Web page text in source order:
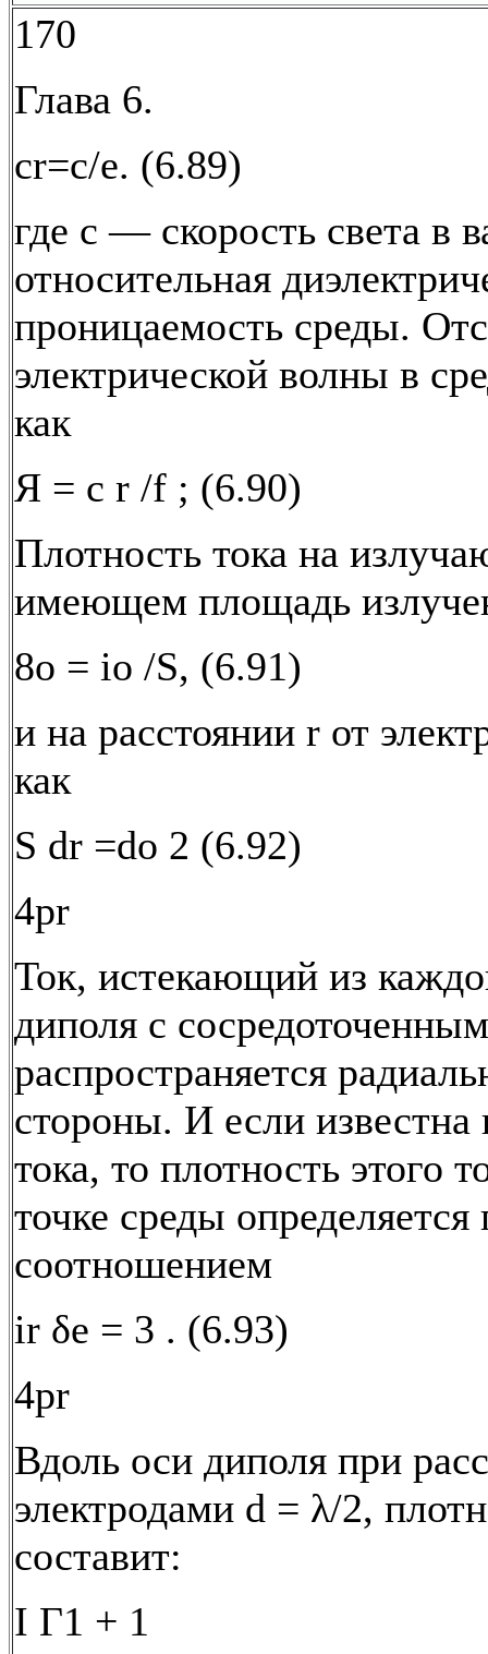
170
Глава 6.
cr=c/e. (6.89)
где с — скорость света в
относительная
проницаемость среды.
электрической волны в
как
Я = с r /f ; (6.90)
Плотность тока на
имеющем площадь
8o = io /S, (6.91)
и на расстоянии r от
как
S dr =do 2 (6.92)
4pr
Ток, истекающий из
диполя с
распространяется
стороны. И если известна
тока, то плотность этого
точке среды
соотношением
ir δe = 3 . (6.93)
4pr
Вдоль оси диполя при
электродами d = λ/2,
составит:
I Г1 + 1